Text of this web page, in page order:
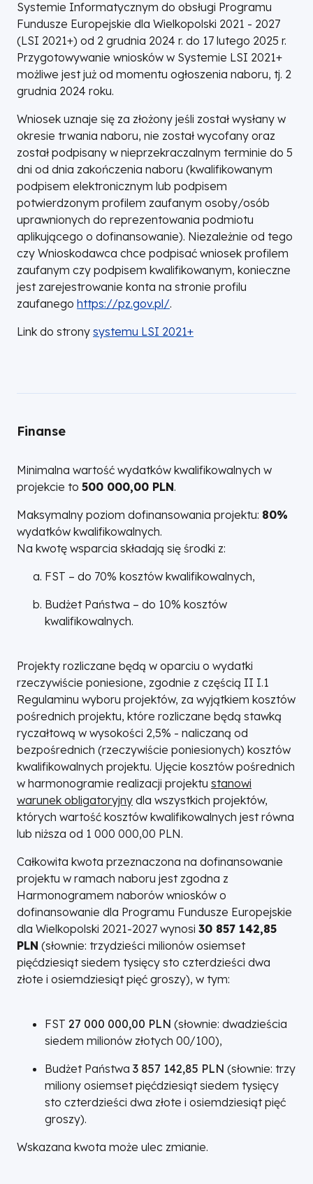
Systemie Informatycznym do obsługi Programu
Fundusze Europejskie dla Wielkopolski 2021 - 2027
(LSI 2021+) od 2 grudnia 2024 r. do 17 lutego 2025 r.
Przygotowywanie wniosków w Systemie LSI 2021+
możliwe jest już od momentu ogłoszenia naboru, tj. 2
grudnia 2024 roku.
Wniosek uznaje się za złożony jeśli został wysłany w
okresie trwania naboru, nie został wycofany oraz
został podpisany w nieprzekraczalnym terminie do 5
dni od dnia zakończenia naboru (kwalifikowanym
podpisem elektronicznym lub podpisem
potwierdzonym profilem zaufanym osoby/osób
uprawnionych do reprezentowania podmiotu
aplikującego o dofinansowanie). Niezależnie od tego
czy Wnioskodawca chce podpisać wniosek profilem
zaufanym czy podpisem kwalifikowanym, konieczne
jest zarejestrowanie konta na stronie profilu
zaufanego https://pz.gov.pl/.
Link do strony systemu LSI 2021+
Finanse
Minimalna wartość wydatków kwalifikowalnych w
projekcie to 500 000,00 PLN.
Maksymalny poziom dofinansowania projektu: 80%
wydatków kwalifikowalnych.
Na kwotę wsparcia składają się środki z:
FST – do 70% kosztów kwalifikowalnych,
Budżet Państwa – do 10% kosztów
kwalifikowalnych.
Projekty rozliczane będą w oparciu o wydatki
rzeczywiście poniesione, zgodnie z częścią II I.1
Regulaminu wyboru projektów, za wyjątkiem kosztów
pośrednich projektu, które rozliczane będą stawką
ryczałtową w wysokości 2,5% - naliczaną od
bezpośrednich (rzeczywiście poniesionych) kosztów
kwalifikowalnych projektu. Ujęcie kosztów pośrednich
w harmonogramie realizacji projektu stanowi
warunek obligatoryjny dla wszystkich projektów,
których wartość kosztów kwalifikowalnych jest równa
lub niższa od 1 000 000,00 PLN.
Całkowita kwota przeznaczona na dofinansowanie
projektu w ramach naboru jest zgodna z
Harmonogramem naborów wniosków o
dofinansowanie dla Programu Fundusze Europejskie
dla Wielkopolski 2021-2027 wynosi 30 857 142,85
PLN (słownie: trzydzieści milionów osiemset
pięćdziesiąt siedem tysięcy sto czterdzieści dwa
złote i osiemdziesiąt pięć groszy), w tym:
FST 27 000 000,00 PLN (słownie: dwadzieścia
siedem milionów złotych 00/100),
Budżet Państwa 3 857 142,85 PLN (słownie: trzy
miliony osiemset pięćdziesiąt siedem tysięcy
sto czterdzieści dwa złote i osiemdziesiąt pięć
groszy).
Wskazana kwota może ulec zmianie.